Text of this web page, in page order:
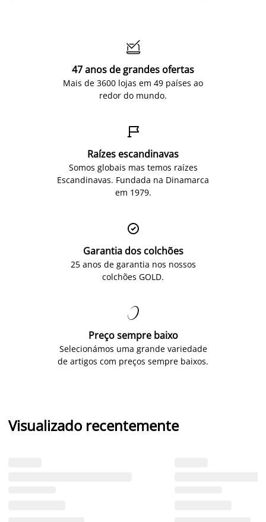

47 anos de grandes ofertas
Mais de 3600 lojas em 49 países ao
redor do mundo.

Raízes escandinavas
Somos globais mas temos raízes
Escandinavas. Fundada na Dinamarca
em 1979.

Garantia dos colchões
25 anos de garantia nos nossos
colchões GOLD.

Preço sempre baixo
Selecionámos uma grande variedade
de artigos com preços sempre baixos.
Visualizado recentemente